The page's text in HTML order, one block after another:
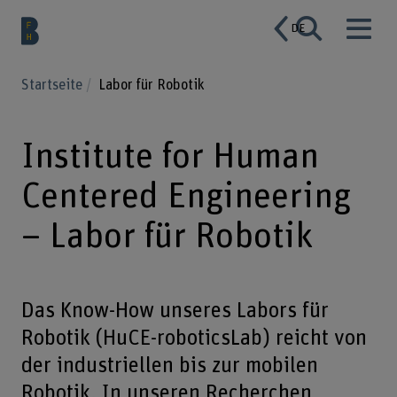
DE
Startseite Labor für Robotik
Institute for Human
Centered Engineering
– Labor für Robotik
Das Know-How unseres Labors für
Robotik (HuCE-roboticsLab) reicht von
der industriellen bis zur mobilen